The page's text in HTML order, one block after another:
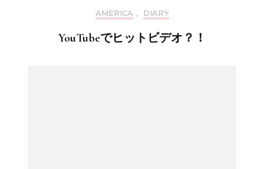
AMERICA , DIARY
YouTubeでヒットビデオ？！